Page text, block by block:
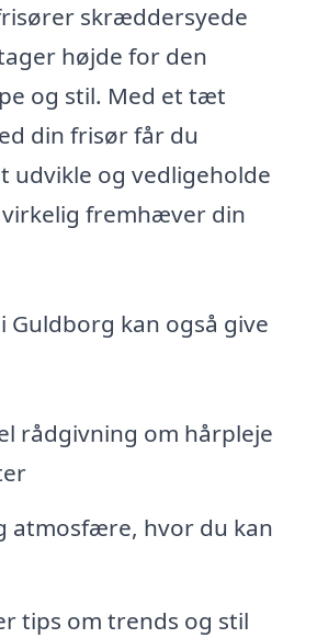
skræddersyede
højde for den
og stil. Med et tæt
din frisør får du
udvikle og vedligeholde
fremhæver din
Guldborg kan også give
rådgivning om hårpleje
atmosfære, hvor du kan
tips om trends og stil